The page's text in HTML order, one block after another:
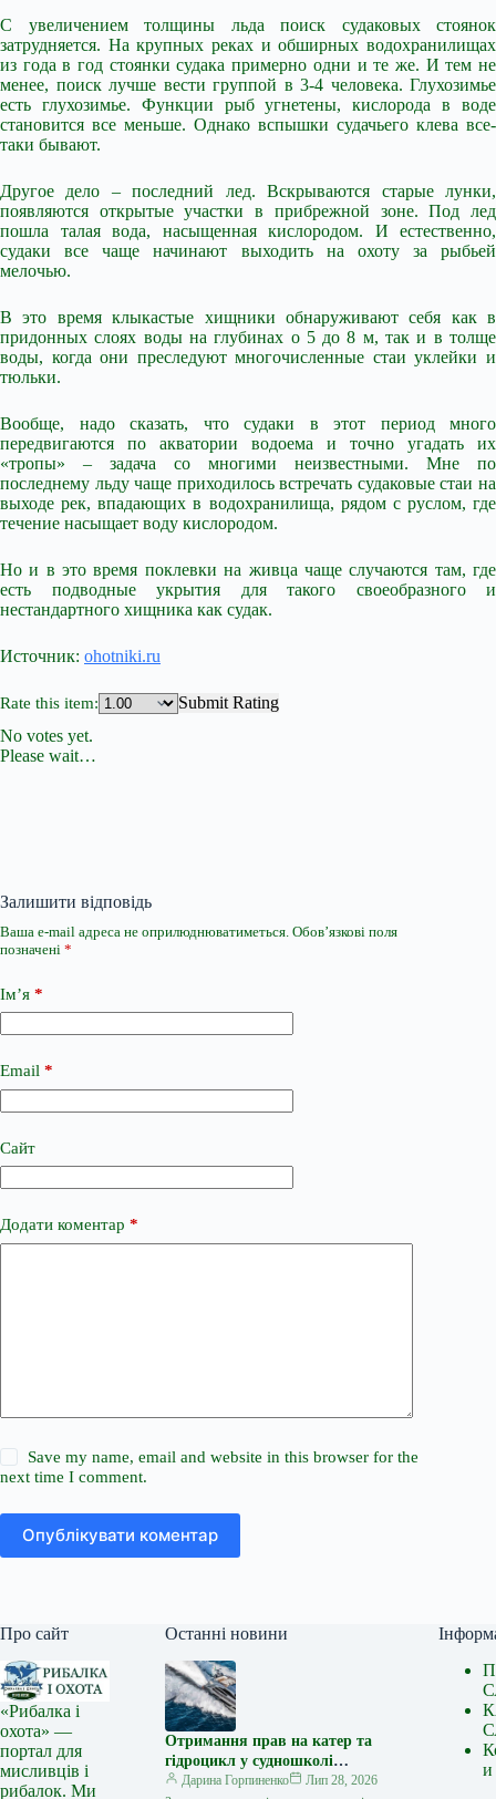
С увеличением толщины льда поиск судаковых стоянок
затрудняется. На крупных реках и обширных водохранилищах
из года в год стоянки судака примерно одни и те же. И тем не
менее, поиск лучше вести группой в 3-4 человека. Глухозимье
есть глухозимье. Функции рыб угнетены, кислорода в воде
становится все меньше. Однако вспышки судачьего клева все-
таки бывают.
Другое дело – последний лед. Вскрываются старые лунки,
появляются открытые участки в прибрежной зоне. Под лед
пошла талая вода, насыщенная кислородом. И естественно,
судаки все чаще начинают выходить на охоту за рыбьей
мелочью.
В это время клыкастые хищники обнаруживают себя как в
придонных слоях воды на глубинах о 5 до 8 м, так и в толще
воды, когда они преследуют многочисленные стаи уклейки и
тюльки.
Вообще, надо сказать, что судаки в этот период много
передвигаются по акватории водоема и точно угадать их
«тропы» – задача со многими неизвестными. Мне по
последнему льду чаще приходилось встречать судаковые стаи на
выходе рек, впадающих в водохранилища, рядом с руслом, где
течение насыщает воду кислородом.
Но и в это время поклевки на живца чаще случаются там, где
есть подводные укрытия для такого своеобразного и
нестандартного хищника как судак.
Источник: ohotniki.ru
Rate this item:
Submit Rating
No votes yet.
Please wait…
Залишити відповідь
Ваша e-mail адреса не оприлюднюватиметься. Обов’язкові поля
позначені *
Ім’я *
Email *
Сайт
Додати коментар *
Save my name, email and website in this browser for the
next time I comment.
Опублікувати коментар
Про сайт
«Рибалка і
охота» —
портал для
мисливців і
рибалок. Ми
Останні новини
Отримання прав на катер та
гідроцикл у судношколі
«Либідь-А»: від теорії до
Дарина Горпиненко
Лип 28, 2026
и